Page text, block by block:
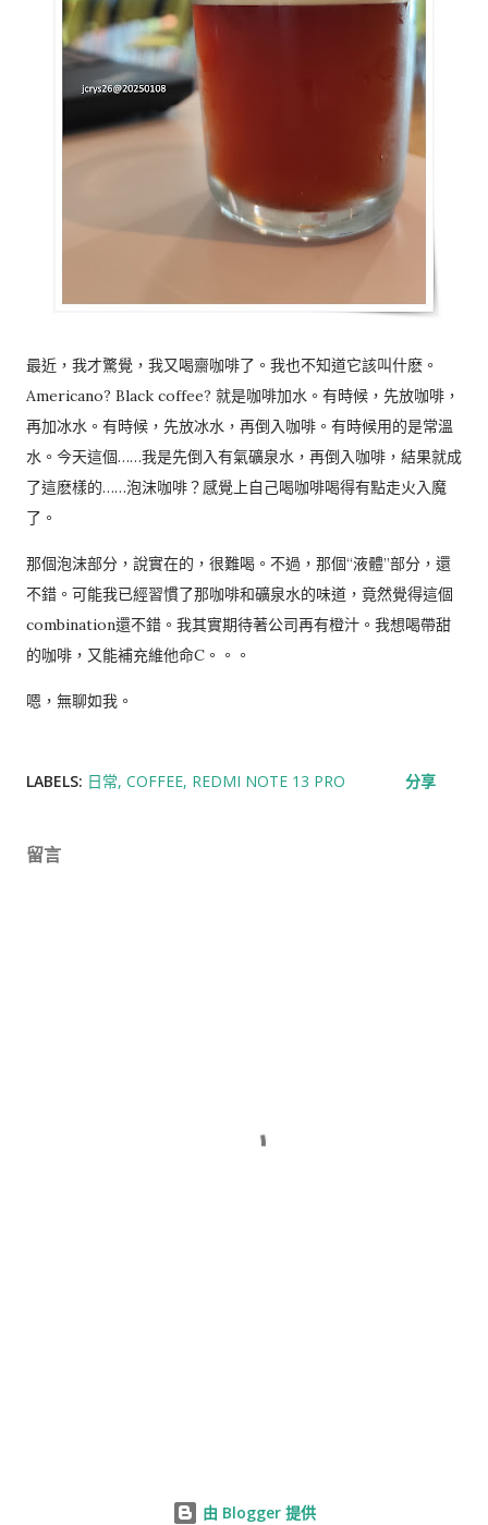
最近，我才驚覺，我又喝齋咖啡了。我也不知道它該叫什麽。
Americano? Black coffee? 就是咖啡加水。有時候，先放咖啡，
再加冰水。有時候，先放冰水，再倒入咖啡。有時候用的是常溫
水。今天這個……我是先倒入有氣礦泉水，再倒入咖啡，結果就成
了這麽樣的……泡沫咖啡？感覺上自己喝咖啡喝得有點走火入魔
了。
那個泡沫部分，說實在的，很難喝。不過，那個“液體”部分，還
不錯。可能我已經習慣了那咖啡和礦泉水的味道，竟然覺得這個
combination還不錯。我其實期待著公司再有橙汁。我想喝帶甜
的咖啡，又能補充維他命C。。。
嗯，無聊如我。
LABELS: 日常 COFFEE REDMI NOTE 13 PRO 分享
留言
由 Blogger 提供